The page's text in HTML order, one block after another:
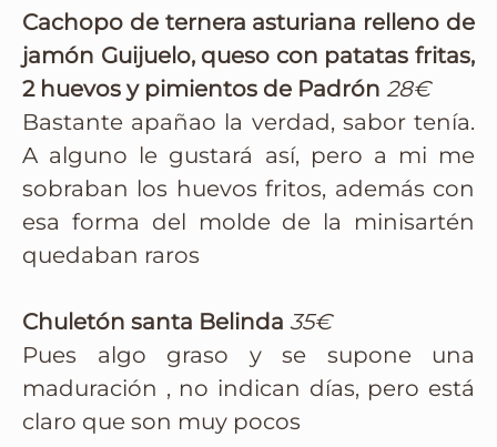
Cachopo de ternera asturiana relleno de
jamón Guijuelo, queso con patatas fritas,
2 huevos y pimientos de Padrón 28€
Bastante apañao la verdad, sabor tenía.
A alguno le gustará así, pero a mi me
sobraban los huevos fritos, además con
esa forma del molde de la minisartén
quedaban raros
Chuletón santa Belinda 35€
Pues algo graso y se supone una
maduración , no indican días, pero está
claro que son muy pocos